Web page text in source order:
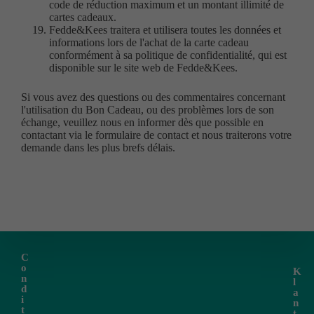
code de réduction maximum et un montant illimité de
cartes cadeaux.
Fedde&Kees traitera et utilisera toutes les données et
informations lors de l'achat de la carte cadeau
conformément à sa politique de confidentialité, qui est
disponible sur le site web de Fedde&Kees.
Si vous avez des questions ou des commentaires concernant
l'utilisation du Bon Cadeau, ou des problèmes lors de son
échange, veuillez nous en informer dès que possible en
contactant via le formulaire de contact et nous traiterons votre
demande dans les plus brefs délais.
C
o
n
d
i
t
K
l
a
n